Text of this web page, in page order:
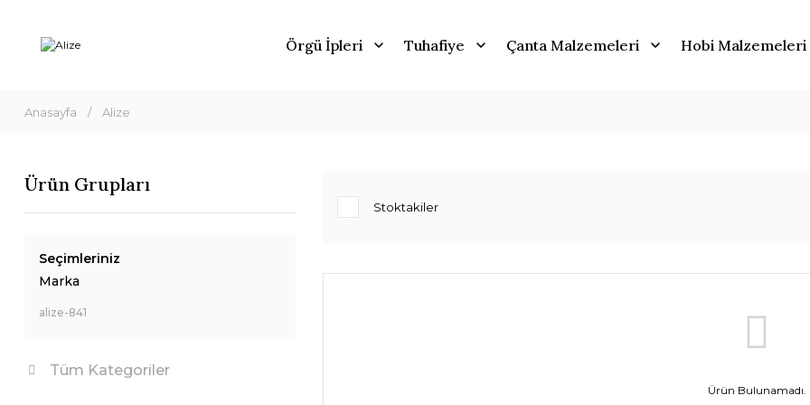
Örgü İpleri Tuhafiye Çanta Malzemeleri Hobi Malzemeleri
Anasayfa Alize
Ürün Grupları
Seçimleriniz
Marka
alize-841
Tüm Kategoriler
Stoktakiler
Ürün Bulunamadı.